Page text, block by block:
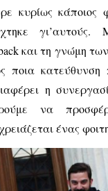
κυρίως κάποιος
γι’αυτούς.
και τη γνώμη
ποια
η
να
ένας